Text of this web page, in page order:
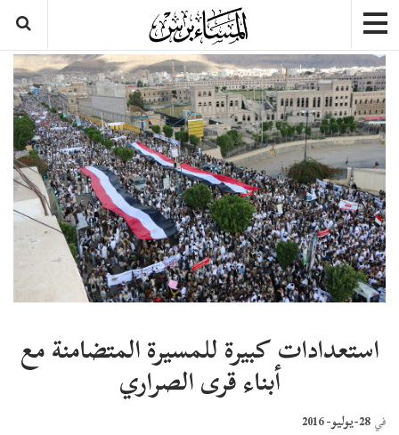
استعدادات كبيرة للمسيرة المتضامنة مع
أبناء قرى الصراري
في 28-يوليو- 2016